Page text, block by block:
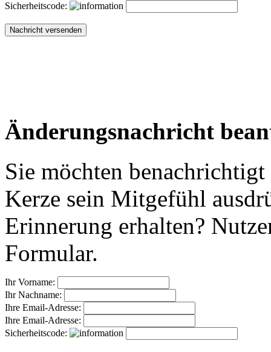
Sicherheitscode:
Änderungsnachricht
Sie möchten
Kerze sein Mitgefühl
Erinnerung erhalten?
Formular.
Ihr Vorname:
Ihr Nachname:
Ihre Email-Adresse:
Ihre Email-Adresse:
Sicherheitscode: